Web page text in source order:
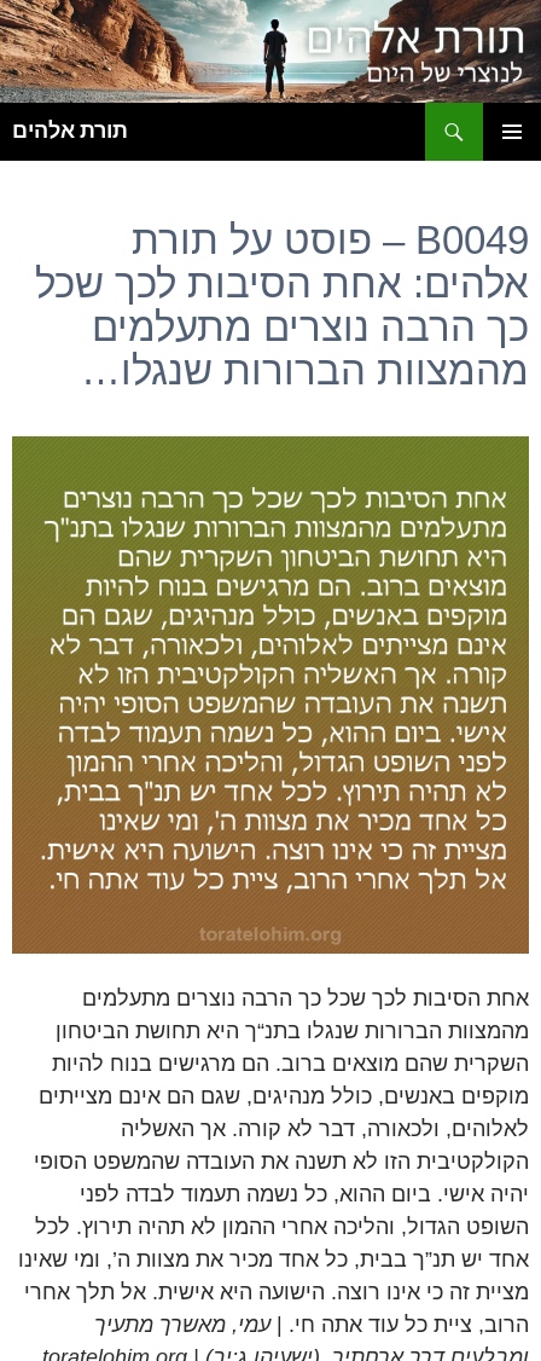
תורת אלהים
B0049 – פוסט על תורת
אלהים: אחת הסיבות לכך שכל
כך הרבה נוצרים מתעלמים
מהמצוות הברורות שנגלו…
אחת הסיבות לכך שכל כך הרבה נוצרים מתעלמים
מהמצוות הברורות שנגלו בתנ“ך היא תחושת הביטחון
השקרית שהם מוצאים ברוב. הם מרגישים בנוח להיות
מוקפים באנשים, כולל מנהיגים, שגם הם אינם מצייתים
לאלוהים, ולכאורה, דבר לא קורה. אך האשליה
הקולקטיבית הזו לא תשנה את העובדה שהמשפט הסופי
יהיה אישי. ביום ההוא, כל נשמה תעמוד לבדה לפני
השופט הגדול, והליכה אחרי ההמון לא תהיה תירוץ. לכל
אחד יש תנ”ך בבית, כל אחד מכיר את מצוות ה’, ומי שאינו
מציית זה כי אינו רוצה. הישועה היא אישית. אל תלך אחרי
הרוב, ציית כל עוד אתה חי. |עמי, מאשרך מתעיך